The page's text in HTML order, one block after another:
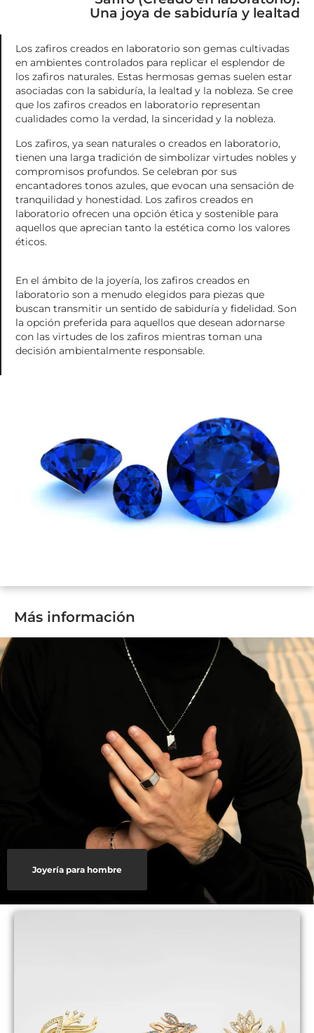
Una joya de sabiduría y lealtad
Los zafiros creados en laboratorio son gemas cultivadas
en ambientes controlados para replicar el esplendor de
los zafiros naturales. Estas hermosas gemas suelen estar
asociadas con la sabiduría, la lealtad y la nobleza. Se cree
que los zafiros creados en laboratorio representan
cualidades como la verdad, la sinceridad y la nobleza.
Los zafiros, ya sean naturales o creados en laboratorio,
tienen una larga tradición de simbolizar virtudes nobles y
compromisos profundos. Se celebran por sus
encantadores tonos azules, que evocan una sensación de
tranquilidad y honestidad. Los zafiros creados en
laboratorio ofrecen una opción ética y sostenible para
aquellos que aprecian tanto la estética como los valores
éticos.
En el ámbito de la joyería, los zafiros creados en
laboratorio son a menudo elegidos para piezas que
buscan transmitir un sentido de sabiduría y fidelidad. Son
la opción preferida para aquellos que desean adornarse
con las virtudes de los zafiros mientras toman una
decisión ambientalmente responsable.
Más información
Joyería para hombre